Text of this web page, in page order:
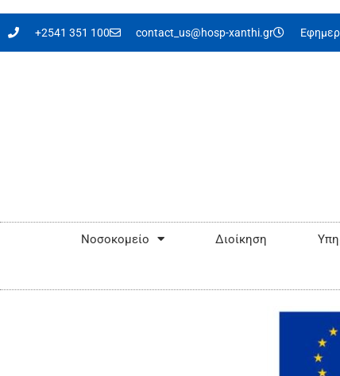
+2541 351 100 contact_us@hosp-xanthi.gr
Νοσοκομείο Διοίκηση